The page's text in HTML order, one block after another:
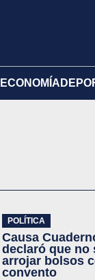
ECONOMÍA
POLÍTICA
Causa
declaró que no
arrojar bolsos
convento